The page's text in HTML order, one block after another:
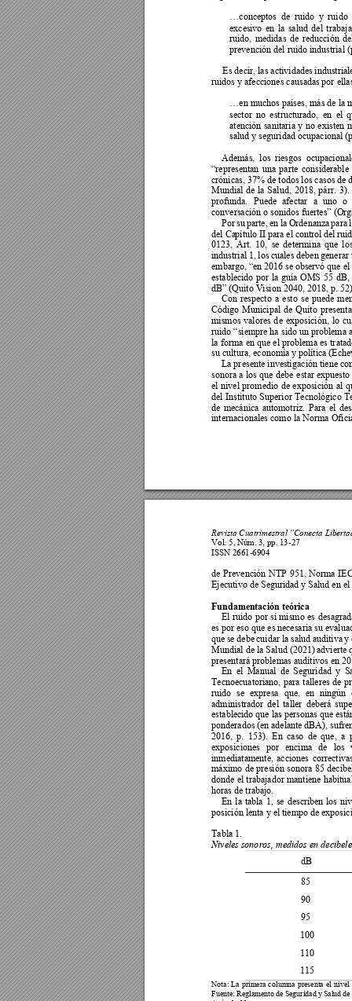
…conceptos de ruido y ruido
excesivo en la salud del tr
ruido, medidas de reducción
prevención del ruido industrial
Es decir, las actividades
ruidos y afecciones causadas por
…en muchos países, más de la
sector no estructurado, en el
atención sanitaria y no existen
salud y seguridad ocupacional
Además, los riesgos
“representan una parte considerable
crónicas, 37% de todos los casos de
Mundial de la Salud, 2018, párr. 3).
profunda. Puede afectar a uno o
conversación o sonidos fuertes”
Por su parte, enla Ordenanza para
del Capítulo II para el control del
0123, Art. 10, se determina que
industrial 1, los cuales deben
embargo, “en 2016 se observó que el
establecido por la guía OMS 55 dB,
dB” (Quito Vision 2040, 2018, p.
Con respecto a esto se puede
Código Municipal de Quito pr
mismos valores de exposición, lo
ruido “siempre ha sido un problema
la forma en que el problema es tr
su cultura, economía y política
La presente investigación tiene
sonora a los que debe estar expuesto
el nivel promedio de exposición al
del Instituto Superior Tecnológico
de mecánica automotriz Para el
internacionales como la Norma
Revista Cuatrimestral “Conecta Liberta
Vol. 5, Núm. 3, pp. 13-27
ISSN 2661-6904
de Prevención NTP 951, Norma I
Ejecutivo de Seguridad y Salud en
Fundamentación teórica
El ruido por sí mismo es
es por eso que es necesaria su
que se debe cuidar lasalud auditiva y
Mundial de la Salud (2021) advierte
presentará problemas auditivos en
En el Manual de Seguridad y
Tecnoecuatoriano, para talleres de
ruido se expresa que, en ningún
administrador del taller deberá
establecido que las personas que
ponderados (en adelante dBA), s
2016, p. 153). En caso de que, a
exposiciones por encima de los
inmediatamente, acciones
máximo de presión sonora 85
donde el trabajador mantiene
horas de trabajo.
En la tabla 1, se describen los
posición lenta y el tiempo de
Tabla 1.
Niveles sonoros, medidos en
dB
85
90
95
100
110
115
Nota: La primera columna presenta el nivel
Fuente: Reglamento de Seguridad y Salud de